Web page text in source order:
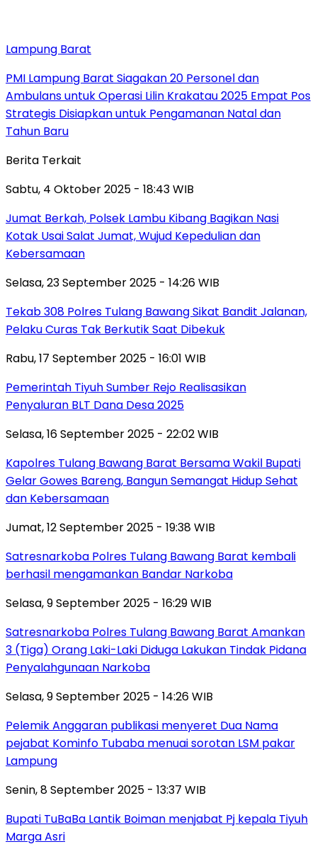
Lampung Barat
PMI Lampung Barat Siagakan 20 Personel dan
Ambulans untuk Operasi Lilin Krakatau 2025 Empat Pos
Strategis Disiapkan untuk Pengamanan Natal dan
Tahun Baru
Berita Terkait
Sabtu, 4 Oktober 2025 - 18:43 WIB
Jumat Berkah, Polsek Lambu Kibang Bagikan Nasi
Kotak Usai Salat Jumat, Wujud Kepedulian dan
Kebersamaan
Selasa, 23 September 2025 - 14:26 WIB
Tekab 308 Polres Tulang Bawang Sikat Bandit Jalanan,
Pelaku Curas Tak Berkutik Saat Dibekuk
Rabu, 17 September 2025 - 16:01 WIB
Pemerintah Tiyuh Sumber Rejo Realisasikan
Penyaluran BLT Dana Desa 2025
Selasa, 16 September 2025 - 22:02 WIB
Kapolres Tulang Bawang Barat Bersama Wakil Bupati
Gelar Gowes Bareng, Bangun Semangat Hidup Sehat
dan Kebersamaan
Jumat, 12 September 2025 - 19:38 WIB
Satresnarkoba Polres Tulang Bawang Barat kembali
berhasil mengamankan Bandar Narkoba
Selasa, 9 September 2025 - 16:29 WIB
Satresnarkoba Polres Tulang Bawang Barat Amankan
3 (Tiga) Orang Laki-Laki Diduga Lakukan Tindak Pidana
Penyalahgunaan Narkoba
Selasa, 9 September 2025 - 14:26 WIB
Pelemik Anggaran publikasi menyeret Dua Nama
pejabat Kominfo Tubaba menuai sorotan LSM pakar
Lampung
Senin, 8 September 2025 - 13:37 WIB
Bupati TuBaBa Lantik Boiman menjabat Pj kepala Tiyuh
Marga Asri